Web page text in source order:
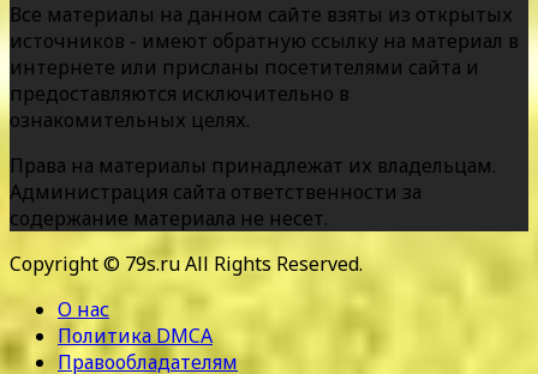
Все материалы на данном сайте взяты из открытых
источников - имеют обратную ссылку на материал в
интернете или присланы посетителями сайта и
предоставляются исключительно в
ознакомительных целях.
Права на материалы принадлежат их владельцам.
Администрация сайта ответственности за
содержание материала не несет.
Copyright © 79s.ru All Rights Reserved.
О нас
Политика DMCA
Правообладателям